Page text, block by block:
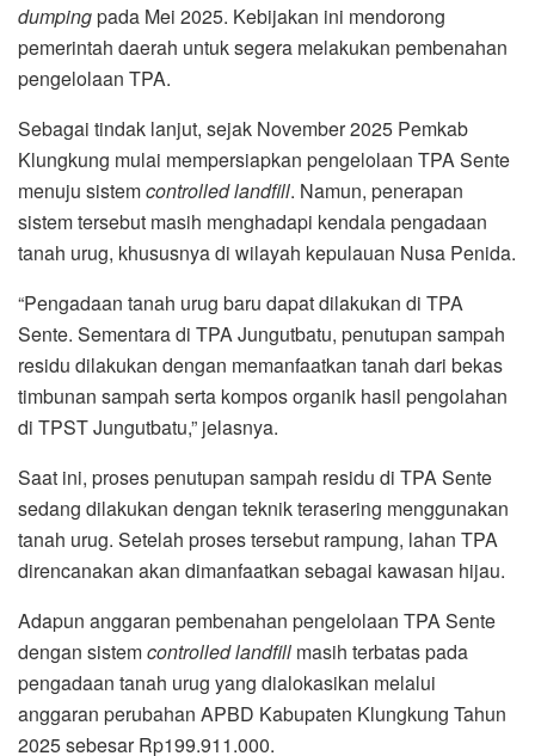
dumpingpada Mei 2025. Kebijakan ini mendorong
pemerintah daerah untuk segera melakukan pembenahan
pengelolaan TPA.
Sebagai tindak lanjut, sejak November 2025 Pemkab
Klungkung mulai mempersiapkan pengelolaan TPA Sente
menuju sistemcontrolled landfill. Namun, penerapan
sistem tersebut masih menghadapi kendala pengadaan
tanah urug, khususnya di wilayah kepulauan Nusa Penida.
“Pengadaan tanah urug baru dapat dilakukan di TPA
Sente. Sementara di TPA Jungutbatu, penutupan sampah
residu dilakukan dengan memanfaatkan tanah dari bekas
timbunan sampah serta kompos organik hasil pengolahan
di TPST Jungutbatu,” jelasnya.
Saat ini, proses penutupan sampah residu di TPA Sente
sedang dilakukan dengan teknik terasering menggunakan
tanah urug. Setelah proses tersebut rampung, lahan TPA
direncanakan akan dimanfaatkan sebagai kawasan hijau.
Adapun anggaran pembenahan pengelolaan TPA Sente
dengan sistemcontrolled landfill masih terbatas pada
pengadaan tanah urug yang dialokasikan melalui
anggaran perubahan APBD Kabupaten Klungkung Tahun
2025 sebesar Rp199.911.000.